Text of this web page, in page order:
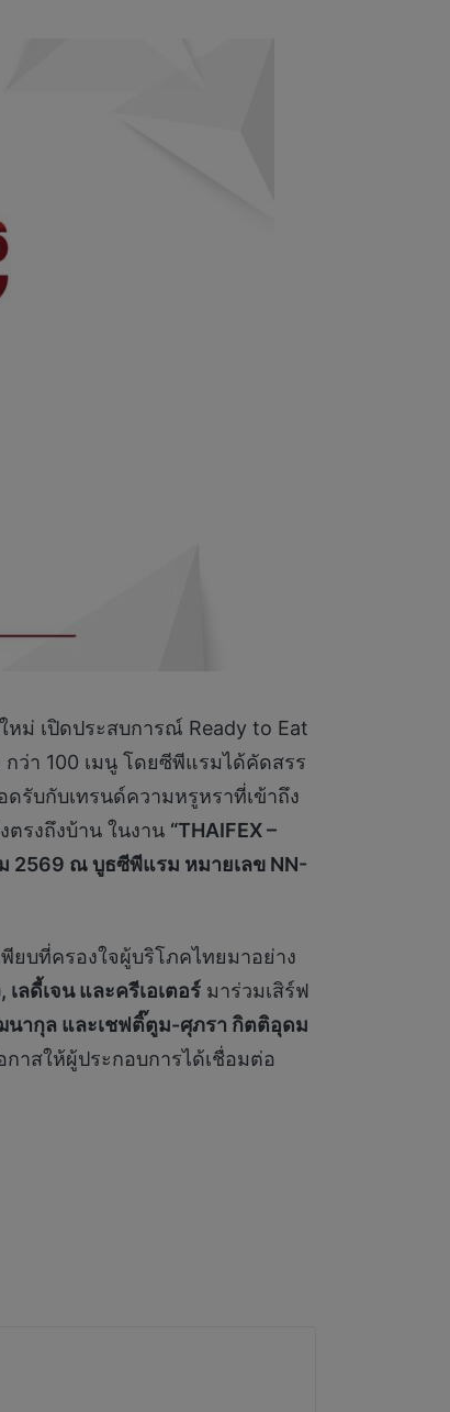
ม่ เปิดประสบการณ์ Ready to Eat
ว่า 100 เมนู โดยซีพีแรมได้คัดสรร
บกับเทรนด์ความหรูหราที่เข้าถึง
ตรงถึงบ้าน ในงาน “THAIFEX –
2569 ณ บูธซีพีแรม หมายเลข NN-
บที่ครองใจผู้บริโภคไทยมาอย่าง
, เลดี้เจน และครีเอเตอร์ มาร่วมเสิร์ฟ
นากุล และเชฟติ๊ตูม-ศุภรา กิตติอุดม
กาสให้ผู้ประกอบการได้เชื่อมต่อ